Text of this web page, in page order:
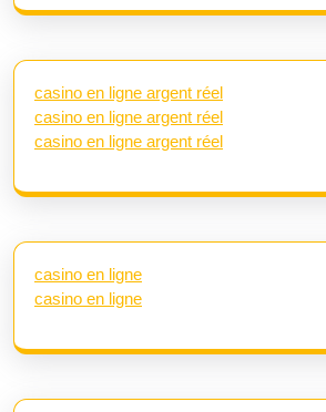
casino en ligne argent réel
casino en ligne argent réel
casino en ligne argent réel
casino en ligne
casino en ligne